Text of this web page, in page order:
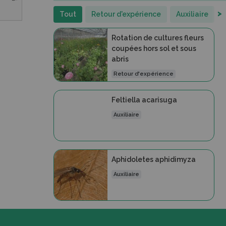
Tout Retour d'expérience Auxiliaire >
Rotation de cultures fleurs
coupées hors sol et sous
abris
Retour d'expérience
Feltiella acarisuga
Auxiliaire
Aphidoletes aphidimyza
Auxiliaire